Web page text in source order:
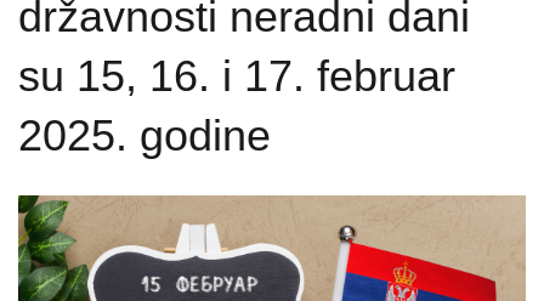
državnosti neradni dani
su 15, 16. i 17. februar
2025. godine